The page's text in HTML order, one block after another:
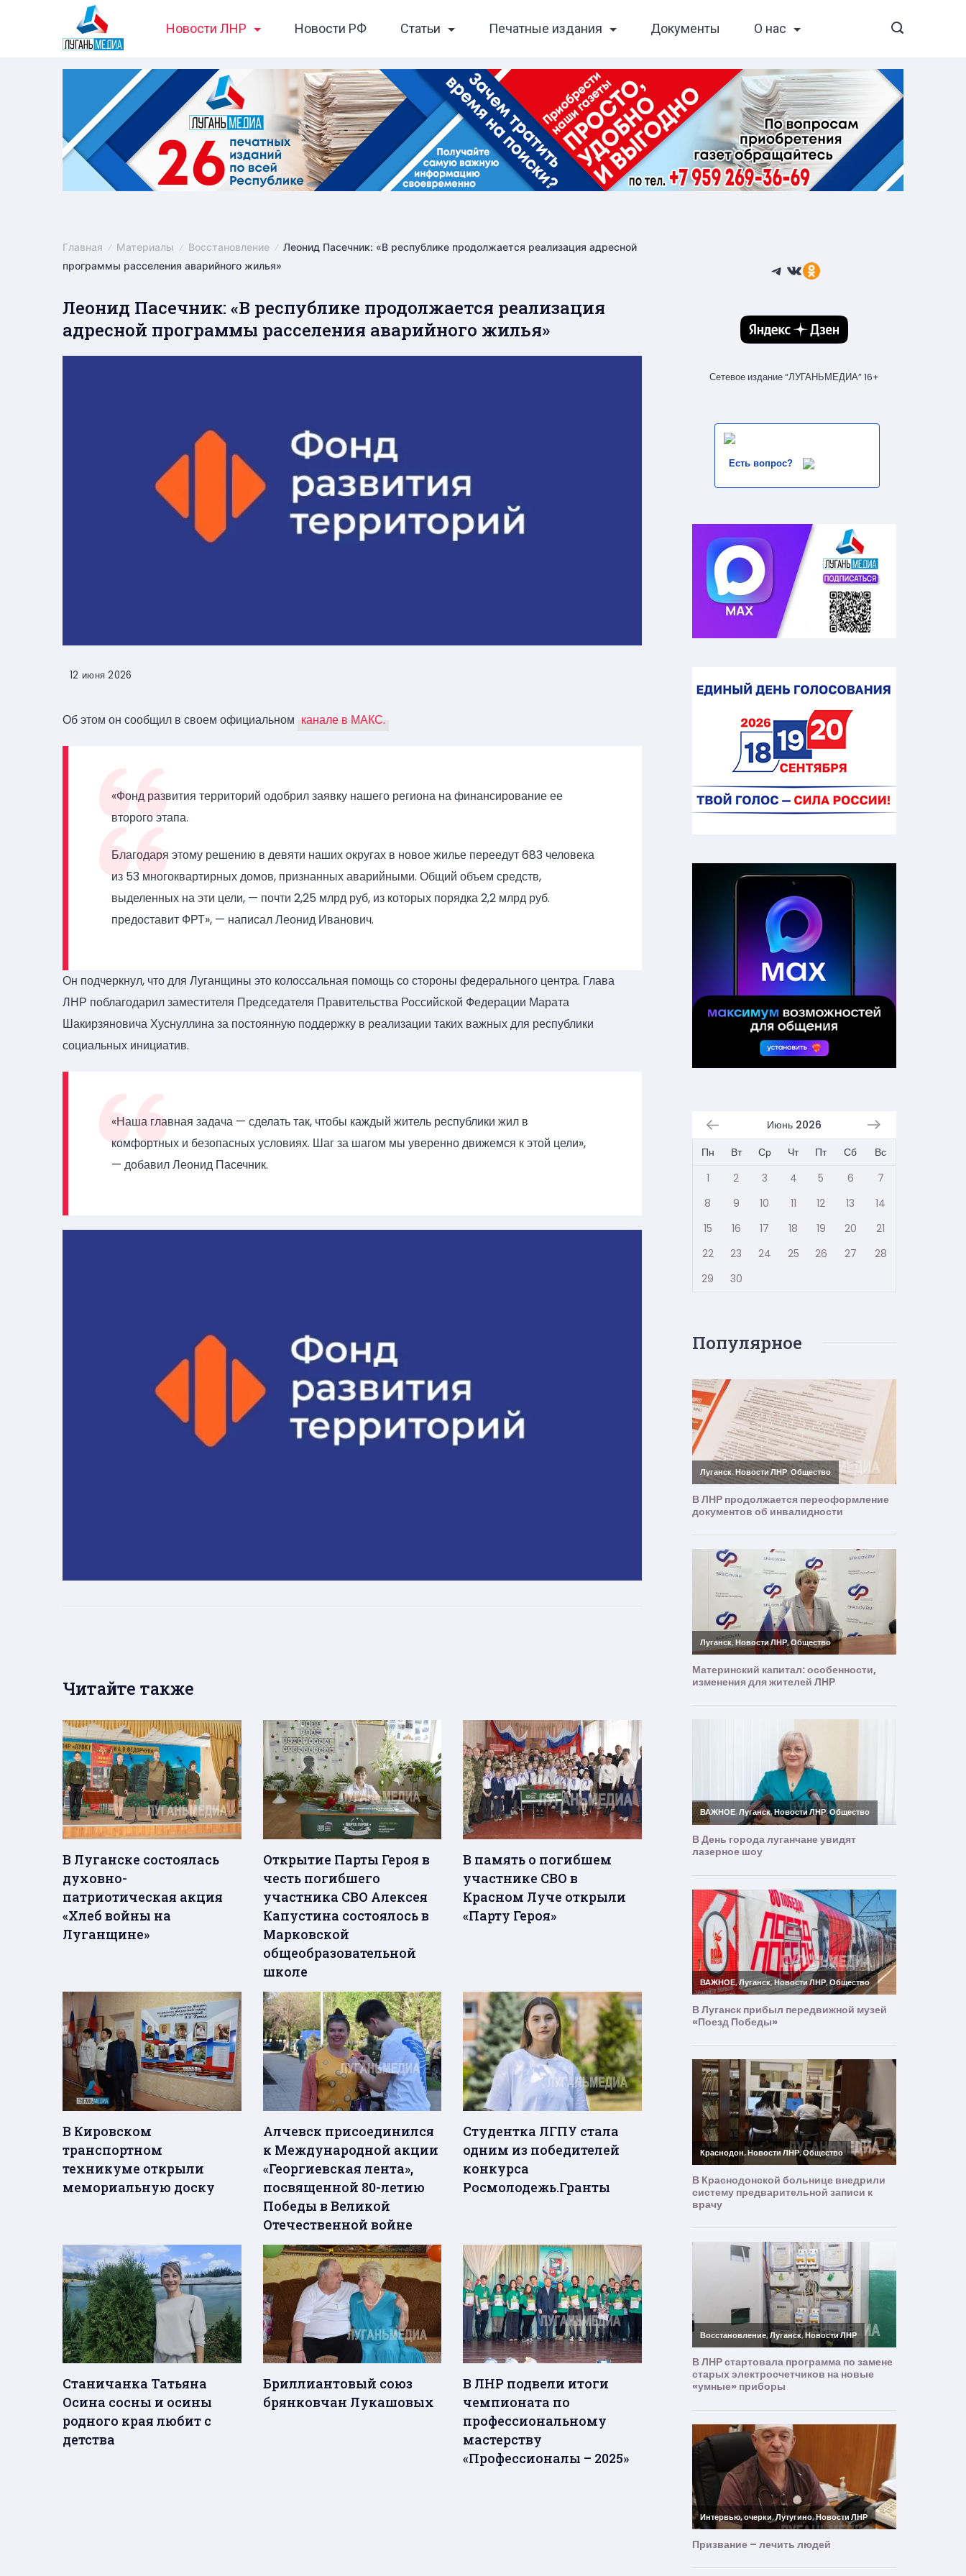
Новости ЛНР Новости РФ Статьи Печатные издания Документы О нас
Главная Материалы Восстановление
Леонид Пасечник: «В республике продолжается реализация адресной
программы расселения аварийного жилья»
Леонид Пасечник: «В республике продолжается реализация
адресной программы расселения аварийного жилья»
12 июня 2026
Об этом он сообщил в своем официальном канале в МАКС.
«Фонд развития территорий одобрил заявку нашего региона на финансирование ее
второго этапа.
Благодаря этому решению в девяти наших округах в новое жилье переедут 683 человека
из 53 многоквартирных домов, признанных аварийными. Общий объем средств,
выделенных на эти цели, — почти 2,25 млрд руб, из которых порядка 2,2 млрд руб.
предоставит ФРТ», — написал Леонид Иванович.
Он подчеркнул, что для Луганщины это колоссальная помощь со стороны федерального центра. Глава
ЛНР поблагодарил заместителя Председателя Правительства Российской Федерации Марата
Шакирзяновича Хуснуллина за постоянную поддержку в реализации таких важных для республики
социальных инициатив.
«Наша главная задача — сделать так, чтобы каждый житель республики жил в
комфортных и безопасных условиях. Шаг за шагом мы уверенно движемся к этой цели»,
— добавил Леонид Пасечник.
Читайте также
В Луганске состоялась
духовно-
патриотическая акция
«Хлеб войны на
Луганщине»
Открытие Парты Героя в
честь погибшего
участника СВО Алексея
Капустина состоялось в
Марковской
общеобразовательной
школе
В память о погибшем
участнике СВО в
Красном Луче открыли
«Парту Героя»
В Кировском
транспортном
техникуме открыли
мемориальную доску
Алчевск присоединился
к Международной акции
«Георгиевская лента»,
посвященной 80-летию
Победы в Великой
Отечественной войне
Студентка ЛГПУ стала
одним из победителей
конкурса
Росмолодежь.Гранты
Станичанка Татьяна
Осина сосны и осины
родного края любит с
детства
Бриллиантовый союз
брянковчан Лукашовых
В ЛНР подвели итоги
чемпионата по
профессиональному
мастерству
«Профессионалы – 2025»
Telegram
ВКонтакте
Ссылка
Сетевое издание “ЛУГАНЬМЕДИА” 16+
Есть вопрос?
Июнь 2026
Пн
Вт Ср Чт Пт Сб
Вс
1
2 3 4 5 6
7
8
9 10 11 12 13
14
15
16 17 18 19 20
21
22
23 24 25 26 27
28
29
30
Популярное